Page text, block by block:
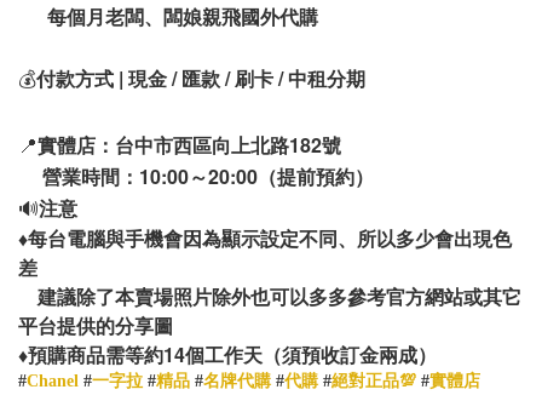
每個月老闆、闆娘親飛國外代購
💰付款方式 | 現金 / 匯款 / 刷卡 / 中租分期
📍實體店：台中市西區向上北路182號
營業時間：10:00～20:00（提前預約）
🔊注意
♦️每台電腦與手機會因為顯示設定不同、所以多少會出現色
差
建議除了本賣場照片除外也可以多多參考官方網站或其它
平台提供的分享圖
♦️預購商品需等約14個工作天（須預收訂金兩成）
#Chanel #一字拉 #精品 #名牌代購 #代購 #絕對正品💯 #實體店